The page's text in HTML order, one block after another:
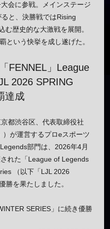
会に参戦。メインステージ
と、決勝戦ではRising
歴史的な大激戦を展開。
という快挙を成し遂げた。
FENNEL」League
2026 SPRING
達成
都渋谷区、代表取締役社
が運営するプロeスポーツ
部門は、2026年4月
れた「League of Legends
（以下「LJL 2026
勝を果たしました。
SERIES」に続き優勝